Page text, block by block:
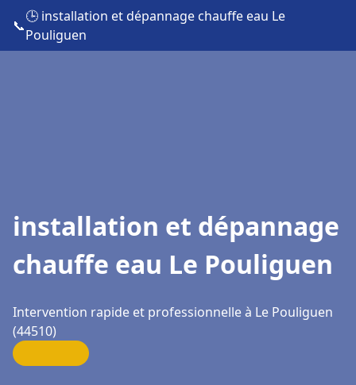
📞
🕒 installation et dépannage chauffe eau Le
Pouliguen
installation et dépannage
chauffe eau Le Pouliguen
Intervention rapide et professionnelle à Le Pouliguen
(44510)